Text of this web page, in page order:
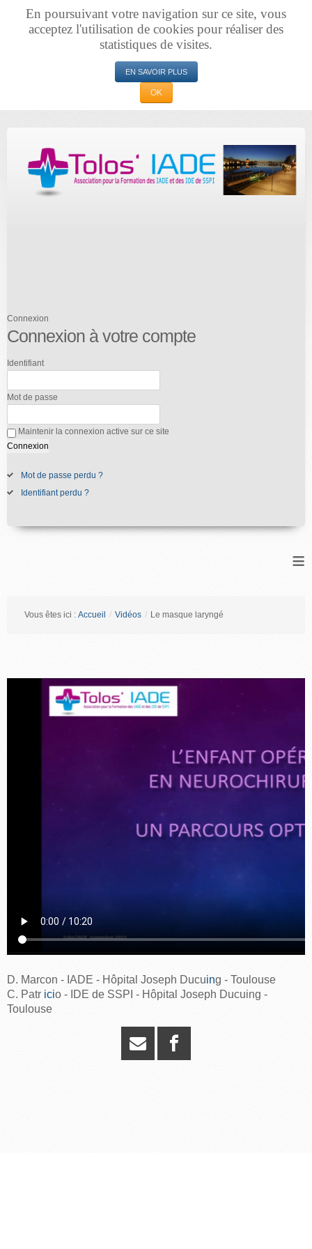
En poursuivant votre navigation sur ce site, vous
acceptez l'utilisation de cookies pour réaliser des
statistiques de visites.
EN SAVOIR PLUS
OK
Connexion
Connexion à votre compte
Identifiant
Mot de passe
Maintenir la connexion active sur ce site
Mot de passe perdu ?
Identifiant perdu ?
≡
Vous êtes ici : Accueil / Vidéos / Le masque laryngé
D. Marcon - IADE - Hôpital Joseph Ducuing - Toulouse
C. Patr icio - IDE de SSPI - Hôpital Joseph Ducuing -
Toulouse